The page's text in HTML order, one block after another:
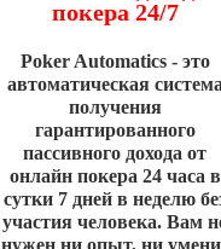
покера 24/7
Poker Automatics - это
автоматическая
получения
гарантированного
пассивного дохода от
онлайн покера 24 часа в
сутки 7 дней в неделю
участия человека. Вам